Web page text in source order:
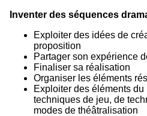
Inventer des séquences
Exploiter des idées de
proposition
Partager son expérience
Finaliser sa réalisation
Organiser les éléments
Exploiter des éléments
techniques de jeu, de
modes de théâtralisation